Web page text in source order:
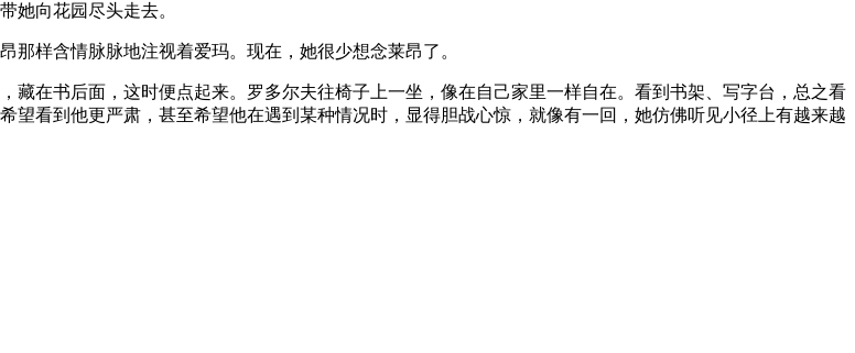
她向花园尽头走去。
样含情脉脉地注视着爱玛。现在，她很少想念莱昂了。
在书后面，这时便点起来。罗多尔夫往椅子上一坐，像在自己家里一样自在。看到书架、写字台，总之看
看到他更严肃，甚至希望他在遇到某种情况时，显得胆战心惊，就像有一回，她仿佛听见小径上有越来越